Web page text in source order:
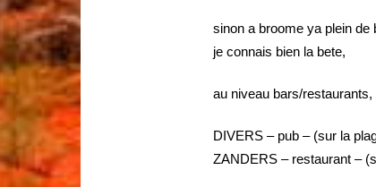
sinon a broome ya plein
je connais bien la bete,
au niveau bars/
DIVERS – pub – (sur la
ZANDERS – restaurant –